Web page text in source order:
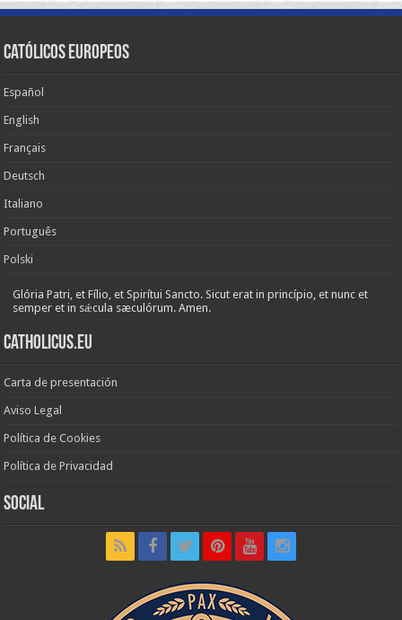
Católicos Europeos
Español
English
Français
Deutsch
Italiano
Português
Polski
Glória Patri, et Fílio, et Spirítui Sancto. Sicut erat in princípio, et nunc et
semper et in sǽcula sæculórum. Amen.
Catholicus.eu
Carta de presentación
Aviso Legal
Política de Cookies
Política de Privacidad
Social